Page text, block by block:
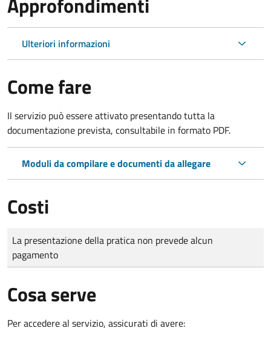
Ulteriori informazioni
Come fare
Il servizio può essere attivato presentando tutta la
documentazione prevista, consultabile in formato PDF.
Moduli da compilare e documenti da allegare
Costi
Tipo di pagamento
Importo
La presentazione della pratica non prevede alcun
pagamento
Cosa serve
Per accedere al servizio, assicurati di avere: